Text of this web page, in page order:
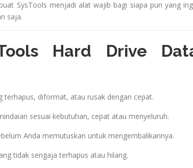
SysTools menjadi alat wajib bagi siapa pun yang
saja.
Hard Drive
terhapus, diformat, atau rusak dengan cepat.
sesuai kebutuhan, cepat atau menyeluruh.
Anda memutuskan untuk mengembalikannya.
tidak sengaja terhapus atau hilang.